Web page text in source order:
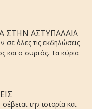
ΣΤΗΝ ΑΣΤΥΠΑΛΑΙΑ
σε όλες τις εκδηλώσεις
και ο συρτός. Τα κύρια
την ιστορία και